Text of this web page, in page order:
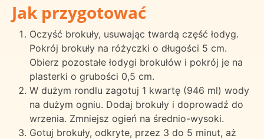
Jak przygotować
Oczyść brokuły, usuwając twardą część łodyg.
Pokrój brokuły na różyczki o długości 5 cm.
Obierz pozostałe łodygi brokułów i pokrój je na
plasterki o grubości 0,5 cm.
W dużym rondlu zagotuj 1 kwartę (946 ml) wody
na dużym ogniu. Dodaj brokuły i doprowadź do
wrzenia. Zmniejsz ogień na średnio-wysoki.
Gotuj brokuły, odkryte, przez 3 do 5 minut, aż